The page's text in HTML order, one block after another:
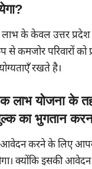
?
लाभ के केवल उत्तर
कमजोर परिवारों को
रखते है।
लाभ योजना
का भुगतान
करने के लिए
क्योंकि इसकी आवेदन